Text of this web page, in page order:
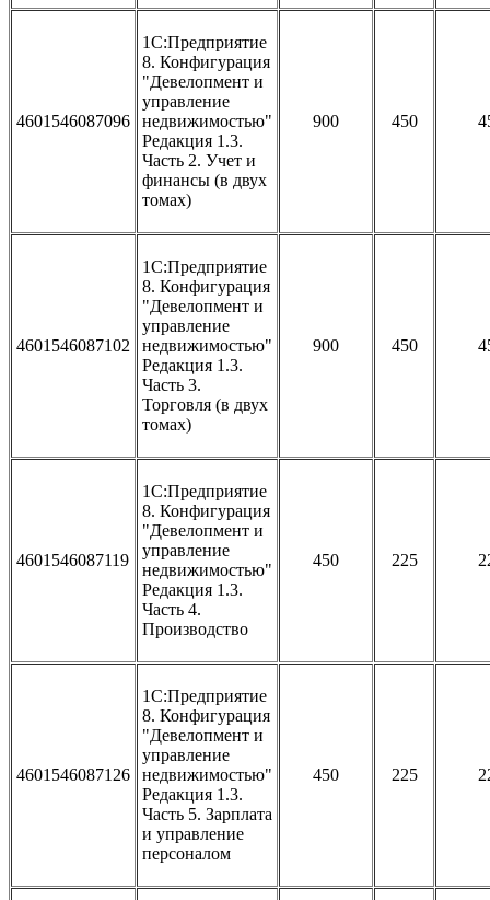
4601546087096
1С:Предприятие
8. Конфигурация
"Девелопмент и
управление
недвижимостью"
Редакция 1.3.
Часть 2. Учет и
финансы (в двух
томах)
900 450
4601546087102
1С:Предприятие
8. Конфигурация
"Девелопмент и
управление
недвижимостью"
Редакция 1.3.
Часть 3.
Торговля (в двух
томах)
900 450
4601546087119
1С:Предприятие
8. Конфигурация
"Девелопмент и
управление
недвижимостью"
Редакция 1.3.
Часть 4.
Производство
450 225
4601546087126
1С:Предприятие
8. Конфигурация
"Девелопмент и
управление
недвижимостью"
Редакция 1.3.
Часть 5. Зарплата
и управление
персоналом
450 225